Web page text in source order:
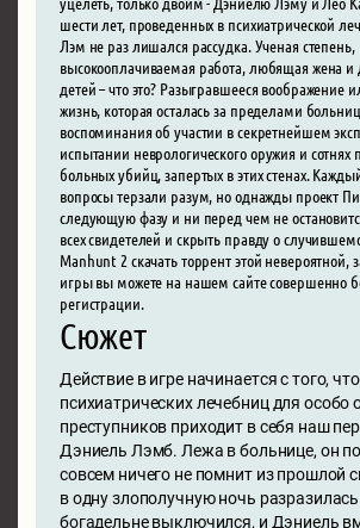
шести лет, проведенных в психиатрической
Лэм не раз лишался рассудка. Ученая степень,
высокооплачиваемая работа, любящая жена и
детей – что это? Разыгравшееся воображение
жизнь, которая осталась за пределами
воспоминания об участии в секретнейшем
испытании неврологического оружия и сотнях
больных убийц, запертых в этих стенах.
вопросы терзали разум, но однажды проект
следующую фазу и ни перед чем не
всех свидетелей и скрыть правду о
Manhunt 2 скачать торрент этой невероятной,
игры вы можете на нашем сайте совершенно
регистрации.
Сюжет
Действие в игре начинается с того,
психиатрических лечебниц для особо
преступников приходит в себя наш
Дэниель Лэмб. Лежа в больнице, он
совсем ничего не помнит из прошлой
в одну злополучную ночь разразилась
богадельне выключился, и Дэниель